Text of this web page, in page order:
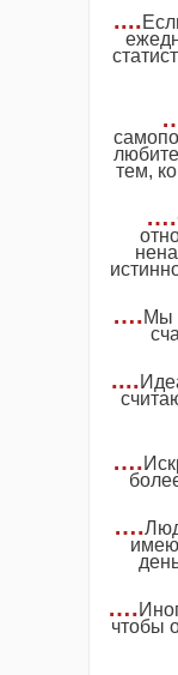
....
тем,
….
….Мы
....
….
….
….
чтобы